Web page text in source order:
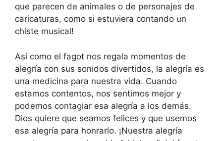
que parecen de animales o de personajes de
caricaturas, como si estuviera contando un
chiste musical!
Así como el fagot nos regala momentos de
alegría con sus sonidos divertidos, la alegría es
una medicina para nuestra vida. Cuando
estamos contentos, nos sentimos mejor y
podemos contagiar esa alegría a los demás.
Dios quiere que seamos felices y que usemos
esa alegría para honrarlo. ¡Nuestra alegría